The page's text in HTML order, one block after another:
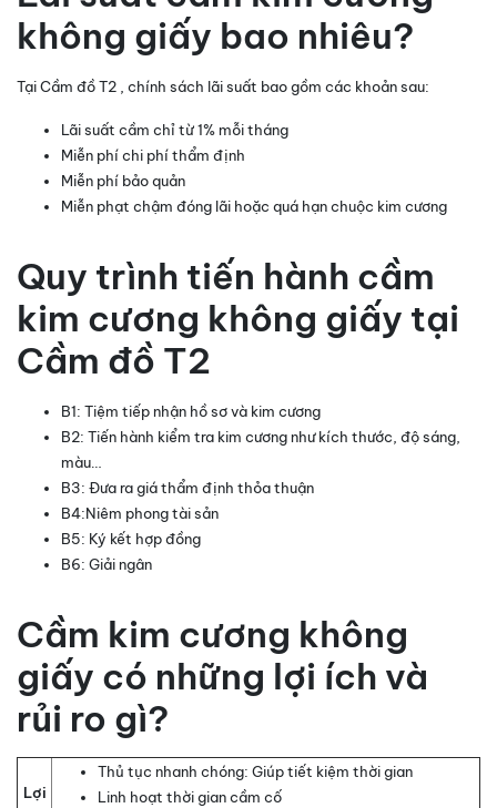
không giấy bao nhiêu?
Tại Cầm đồ T2 , chính sách lãi suất bao gồm các khoản sau:
Lãi suất cầm chỉ từ 1% mỗi tháng
Miễn phí chi phí thẩm định
Miễn phí bảo quản
Miễn phạt chậm đóng lãi hoặc quá hạn chuộc kim cương
Quy trình tiến hành cầm
kim cương không giấy tại
Cầm đồ T2
B1: Tiệm tiếp nhận hồ sơ và kim cương
B2: Tiến hành kiểm tra kim cương như kích thước, độ sáng,
màu…
B3: Đưa ra giá thẩm định thỏa thuận
B4:Niêm phong tài sản
B5: Ký kết hợp đồng
B6: Giải ngân
Cầm kim cương không
giấy có những lợi ích và
rủi ro gì?
Lợi
Thủ tục nhanh chóng: Giúp tiết kiệm thời gian
Linh hoạt thời gian cầm cố